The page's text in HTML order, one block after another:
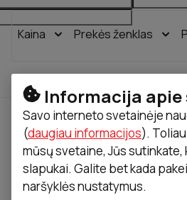
Kaina Prekės ženklas
Rasta
-40 %
Informacija apie
Savo interneto svetainėje
(daugiau informacijos).
mūsų svetaine, Jūs sutinkate,
slapukai. Galite bet kada
naršyklės nustatymus.